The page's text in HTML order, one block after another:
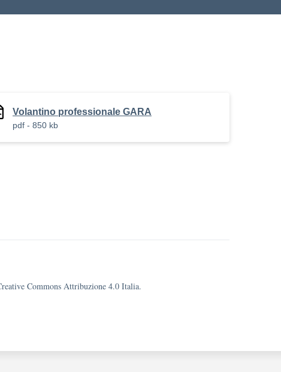
Volantino professionale GARA
pdf - 850 kb
Commons Attribuzione 4.0 Italia.